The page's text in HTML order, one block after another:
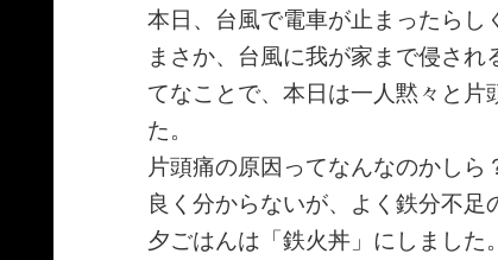
本日、台風で電車が止まったらし
まさか、台風に我が家まで侵され
てなことで、本日は一人黙々と
た。
片頭痛の原因ってなんなのかしら
良く分からないが、よく鉄分不
夕ごはんは「鉄火丼」にしました。